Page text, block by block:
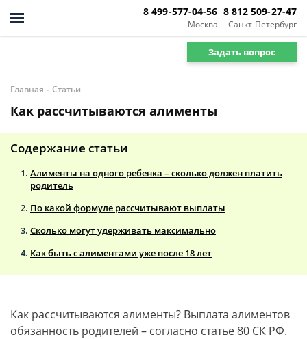
Москва
8 499-577-04-56
Санкт-Петербург
8 812 509-27-47
Задать вопрос
Главная - Статьи
Как рассчитываются алименты
Содержание статьи
Алименты на одного ребенка – сколько должен платить
родитель
По какой формуле рассчитывают выплаты
Сколько могут удерживать максимально
Как быть с алиментами уже после 18 лет
Как рассчитываются алименты? Выплата алиментов
обязанность родителей – согласно статье 80 СК РФ.